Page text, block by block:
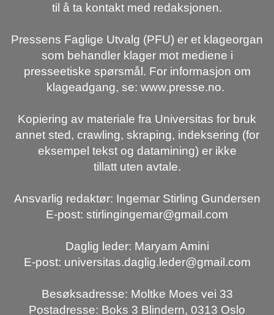
til å ta kontakt med redaksjonen.
Pressens Faglige Utvalg (PFU) er et klageorgan
som behandler klager mot mediene i
presseetiske spørsmål. For informasjon om
klageadgang, se: www.presse.no.
Kopiering av materiale fra Universitas for bruk
annet sted, crawling, skraping, indeksering (for
eksempel tekst og datamining) er ikke
tillatt uten avtale.
Ansvarlig redaktør: Ingemar Stirling Gundersen
E-post: stirlingingemar@gmail.com
Daglig leder: Maryam Amini
E-post: universitas.daglig.leder@gmail.com
Besøksadresse: Moltke Moes vei 33
Postadresse: Boks 3 Blindern, 0313 Oslo